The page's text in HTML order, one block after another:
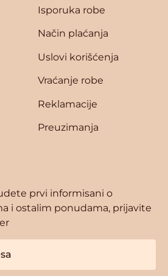
Isporuka robe
Način plaćanja
Uslovi korišćenja
Vraćanje robe
Reklamacije
Preuzimanja
prvi informisani o
i ostalim ponudama, prijavite